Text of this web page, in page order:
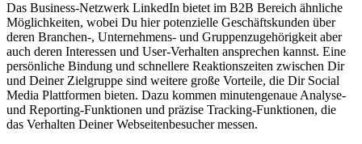
Das Business-Netzwerk LinkedIn bietet im B2B Bereich ähnliche
Möglichkeiten, wobei Du hier potenzielle Geschäftskunden über
deren Branchen-, Unternehmens- und Gruppenzugehörigkeit aber
auch deren Interessen und User-Verhalten ansprechen kannst. Eine
persönliche Bindung und schnellere Reaktionszeiten zwischen Dir
und Deiner Zielgruppe sind weitere große Vorteile, die Dir Social
Media Plattformen bieten. Dazu kommen minutengenaue Analyse-
und Reporting-Funktionen und präzise Tracking-Funktionen, die
das Verhalten Deiner Webseitenbesucher messen.